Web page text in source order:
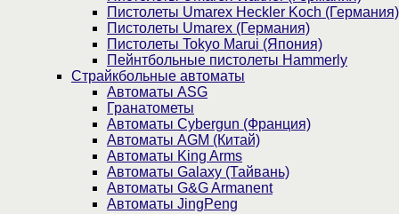
Пистолеты Umarex Heckler Koch (Германия)
Пистолеты Umarex (Германия)
Пистолеты Tokyo Marui (Япония)
Пейнтбольные пистолеты Hammerly
Страйкбольные автоматы
Автоматы ASG
Гранатометы
Автоматы Cybergun (Франция)
Автоматы AGM (Китай)
Автоматы King Arms
Автоматы Galaxy (Тайвань)
Автоматы G&G Armanent
Автоматы JingPeng